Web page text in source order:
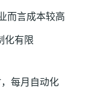
而言成本较高
化有限
每月自动化